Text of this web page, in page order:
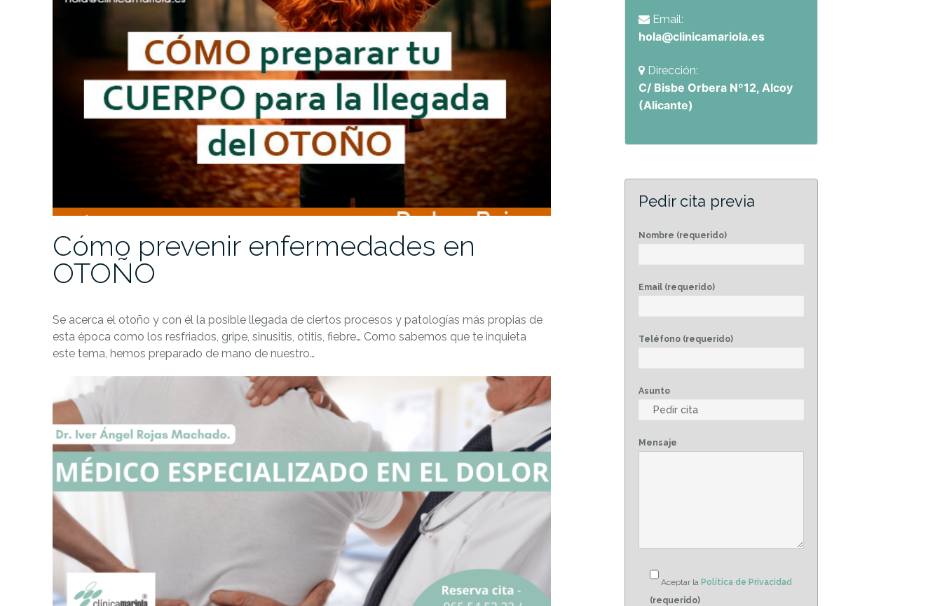
Cómo prevenir enfermedades en
OTOÑO
Se acerca el otoño y con él la posible llegada de ciertos procesos y patologías más propias de
esta época como los resfriados, gripe, sinusitis, otitis, fiebre… Como sabemos que te inquieta
este tema, hemos preparado de mano de nuestro…
Email:
hola@clinicamariola.es
Dirección:
C/ Bisbe Orbera Nº12, Alcoy
(Alicante)
Pedir cita previa
Nombre (requerido)
Email (requerido)
Teléfono (requerido)
Asunto
Mensaje
Aceptar la Política de Privacidad
(requerido)